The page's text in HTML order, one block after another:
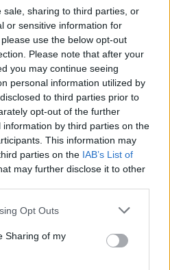
sale, sharing to third parties, or
or sensitive information for
use the below opt-out
Please note that after your
you may continue seeing
personal information utilized by
to third parties prior to
opt-out of the further
by third parties on the
This information may
parties on the IAB’s List of
may further disclose it to other
app uses one or more Google
behaviour. You may click to
and its third-party tags to
purposes in below Google
Opt Outs
Sharing of my
σε κοντινή απόσταση από
εποχή
και τι καλύτερο από το να ξεφύγετε για